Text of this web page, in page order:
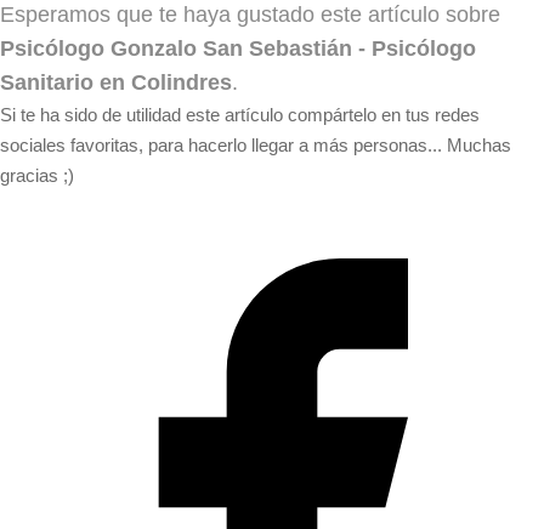
Esperamos que te haya gustado este artículo sobre
Psicólogo Gonzalo San Sebastián - Psicólogo
Sanitario en Colindres.
Si te ha sido de utilidad este artículo compártelo en tus redes
sociales favoritas, para hacerlo llegar a más personas... Muchas
gracias ;)